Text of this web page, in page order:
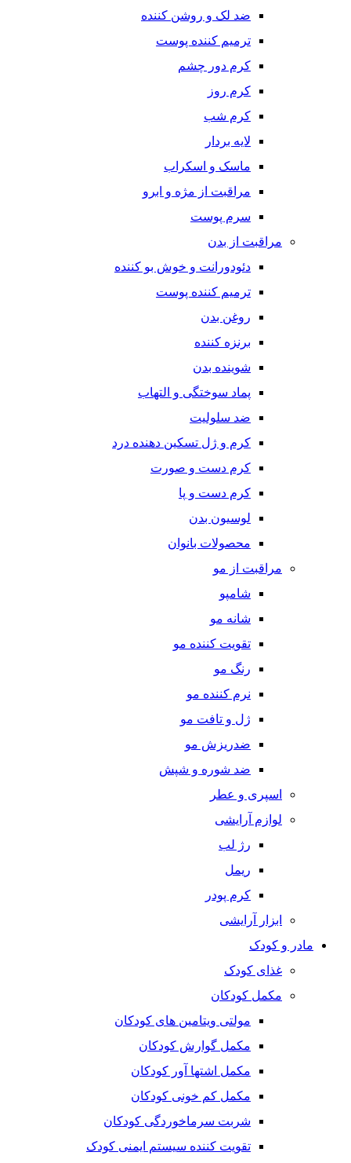
ضد لک و روشن کننده
ترمیم کننده پوست
کرم دور چشم
کرم روز
کرم شب
لایه بردار
ماسک و اسکراب
مراقبت از مژه و ابرو
سرم پوست
مراقبت از بدن
دئودورانت و خوش بو کننده
ترمیم کننده پوست
روغن بدن
برنزه کننده
شوینده بدن
پماد سوختگی و التهاب
ضد سلولیت
کرم و ژل تسکین دهنده درد
کرم دست و صورت
کرم دست و پا
لوسیون بدن
محصولات بانوان
مراقبت از مو
شامپو
شانه مو
تقویت کننده مو
رنگ مو
نرم کننده مو
ژل و تافت مو
ضدریزش مو
ضد شوره و شپش
اسپری و عطر
لوازم آرایشی
رژ لب
ریمل
کرم پودر
ابزار آرایشی
مادر و کودک
غذای کودک
مکمل کودکان
مولتی ویتامین های کودکان
مکمل گوارش کودکان
مکمل اشتها آور کودکان
مکمل کم خونی کودکان
شربت سرماخوردگی کودکان
تقویت کننده سیستم ایمنی کودک